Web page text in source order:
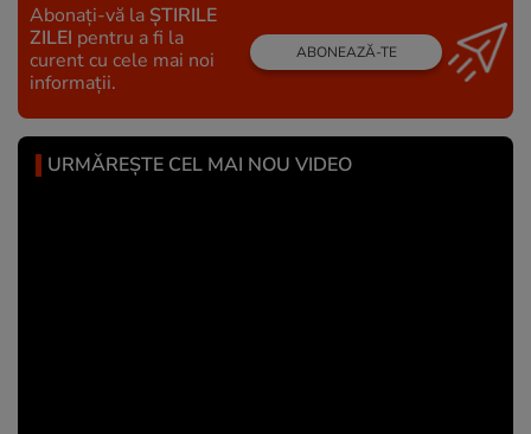
Abonați-vă la ȘTIRILE
ZILEI pentru a fi la
curent cu cele mai noi
informații.
ABONEAZĂ-TE
URMĂREȘTE CEL MAI NOU VIDEO